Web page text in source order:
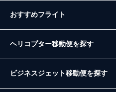
おすすめフライト
ヘリコプター移動便を探す
ビジネスジェット移動便を探す